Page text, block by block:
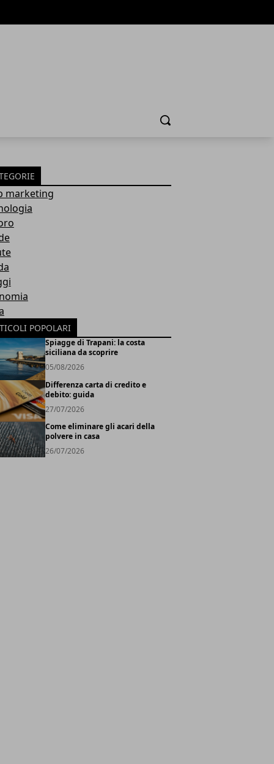
Cerca
marketing
POPOLARI
Spiagge di Trapani: la costa
siciliana da scoprire
05/08/2026
Differenza carta di credito e
debito: guida
27/07/2026
Come eliminare gli acari della
polvere in casa
26/07/2026